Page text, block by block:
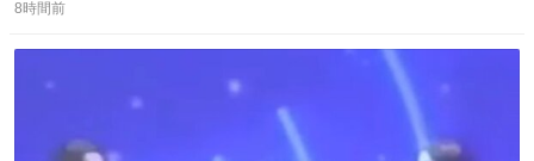
信
ポ
8時間前